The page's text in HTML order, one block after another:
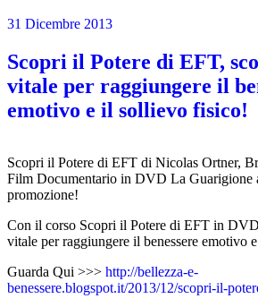
31 Dicembre 2013
Scopri il Potere di EFT,
vitale per raggiungere il
emotivo e il sollievo fisico!
Scopri il Potere di EFT di Nicolas Ortner,
Film Documentario in DVD La Guarigione
promozione!
Con il corso Scopri il Potere di EFT in
vitale per raggiungere il benessere emotivo
Guarda Qui >>> http://bellezza-e-
benessere.blogspot.it/2013/12/scopri-il-